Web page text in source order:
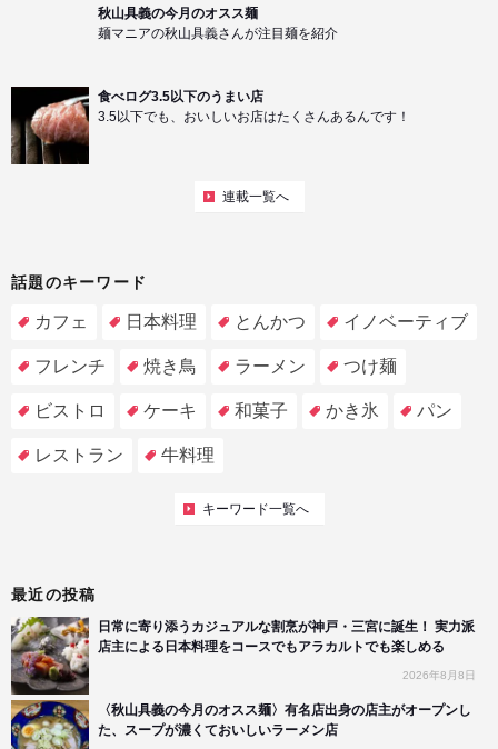
秋山具義の今月のオスス麺
麺マニアの秋山具義さんが注目麺を紹介
食べログ3.5以下のうまい店
3.5以下でも、おいしいお店はたくさんあるんです！
連載一覧へ
話題のキーワード
カフェ 日本料理 とんかつ イノベーティブ
フレンチ 焼き鳥 ラーメン つけ麺
ビストロ ケーキ 和菓子 かき氷 パン
レストラン 牛料理
キーワード一覧へ
最近の投稿
日常に寄り添うカジュアルな割烹が神戸・三宮に誕生！ 実力派
店主による日本料理をコースでもアラカルトでも楽しめる
2026年8月8日
〈秋山具義の今月のオスス麺〉有名店出身の店主がオープンし
た、スープが濃くておいしいラーメン店